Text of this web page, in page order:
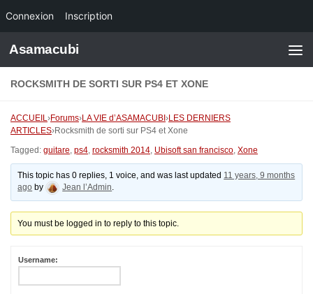
Connexion Inscription
Skip to content
Asamacubi
ROCKSMITH DE SORTI SUR PS4 ET XONE
ACCUEIL›Forums›LA VIE d’ASAMACUBI ›LES DERNIERS
ARTICLES›Rocksmith de sorti sur PS4 et Xone
Tagged: guitare, ps4, rocksmith 2014, Ubisoft san francisco, Xone
This topic has 0 replies, 1 voice, and was last updated 11 years, 9 months
ago by Jean l’Admin.
You must be logged in to reply to this topic.
Username: